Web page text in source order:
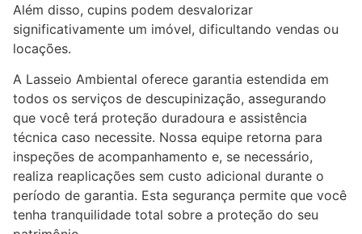
Além disso, cupins podem desvalorizar
significativamente um imóvel, dificultando vendas ou
locações.
A Lasseio Ambiental oferece garantia estendida em
todos os serviços de descupinização, assegurando
que você terá proteção duradoura e assistência
técnica caso necessite. Nossa equipe retorna para
inspeções de acompanhamento e, se necessário,
realiza reaplicações sem custo adicional durante o
período de garantia. Esta segurança permite que você
tenha tranquilidade total sobre a proteção do seu